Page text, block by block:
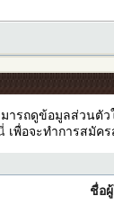
ารถดูข้อมูลส่วนตั
เพื่อจะทำการสมัค
ชื่อ